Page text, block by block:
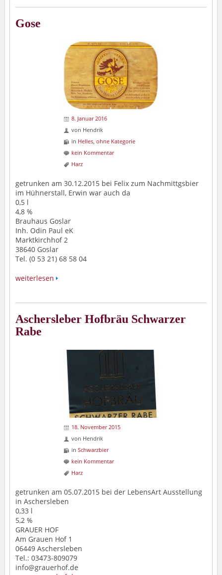
Gose
8. Januar 2016
von Hendrik
in Helles, ohne Kategorie
kein Kommentar
Harz
getrunken am 30.12.2015 bei Felix zum Nachmittgsbier
im Hühnerstall, Erwin war auch da
0,5 l
4,8 %
Brauhaus Goslar
Inh. Odin Paul eK
Marktkirchhof 2
38640 Goslar
Tel. (0 53 21) 68 58 04
weiterlesen
Aschersleber Hofbräu Schwarzer
Rabe
18. November 2015
von Hendrik
in Schwarzbier
kein Kommentar
Harz
getrunken am 05.07.2015 bei der LebensArt Ausstellung
in Aschersleben
0,33 l
5,2 %
GRAUER HOF
Am Grauen Hof 1
06449 Aschersleben
Tel.: 03473-809079
info@grauerhof.de